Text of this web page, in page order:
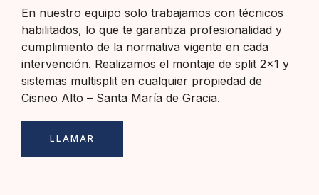
En nuestro equipo solo trabajamos con técnicos
habilitados, lo que te garantiza profesionalidad y
cumplimiento de la normativa vigente en cada
intervención. Realizamos el montaje de split 2×1 y
sistemas multisplit en cualquier propiedad de
Cisneo Alto – Santa María de Gracia.
LLAMAR